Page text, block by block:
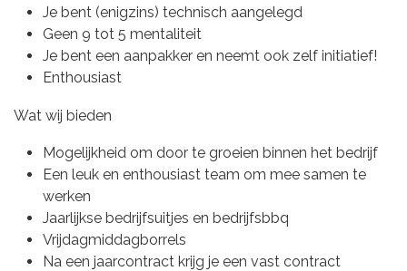
Je bent (enigzins) technisch aangelegd
Geen 9 tot 5 mentaliteit
Je bent een aanpakker en neemt ook zelf initiatief!
Enthousiast
Wat wij bieden
Mogelijkheid om door te groeien binnen het bedrijf
Een leuk en enthousiast team om mee samen te
werken
Jaarlijkse bedrijfsuitjes en bedrijfsbbq
Vrijdagmiddagborrels
Na een jaarcontract krijg je een vast contract